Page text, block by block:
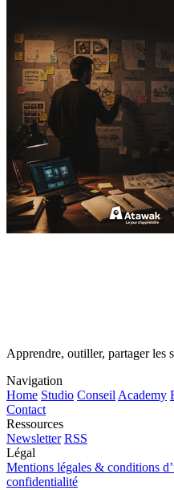
Apprendre, outiller, partager les
Navigation
Home Studio Conseil Academy
Contact
Ressources
Newsletter RSS
Légal
Mentions légales & conditions
confidentialité